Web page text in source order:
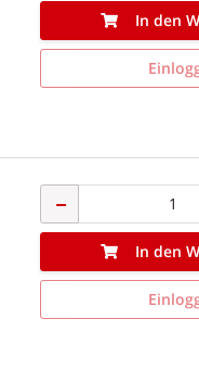
In den
In den